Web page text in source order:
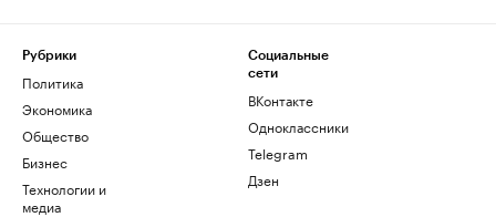
Рубрики
Политика
Экономика
Общество
Бизнес
Технологии и
медиа
Социальные
сети
ВКонтакте
Одноклассники
Telegram
Дзен